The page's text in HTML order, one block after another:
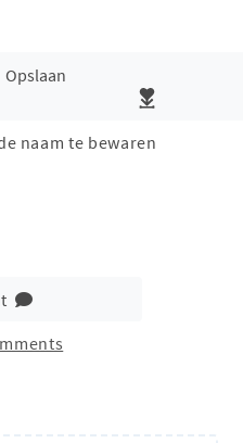
Opslaan
naam te bewaren